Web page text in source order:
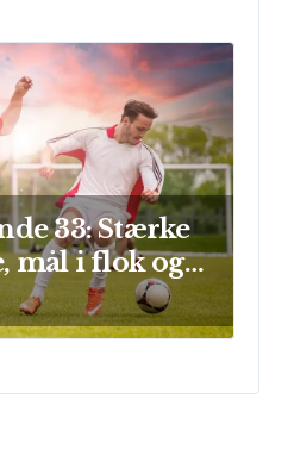
33: Stærke
mål i flok og